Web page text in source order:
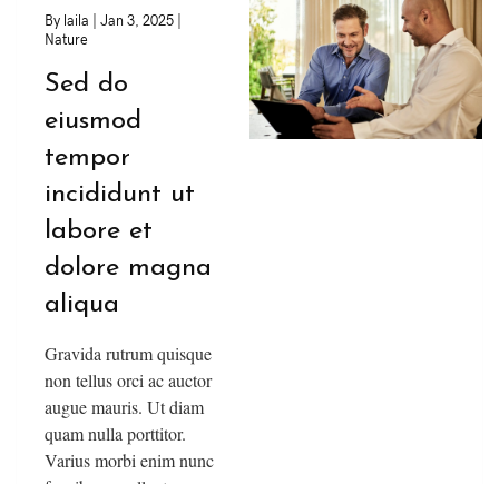
By laila Jan 3, 2025
Nature
Sed do
eiusmod
tempor
incididunt ut
labore et
dolore magna
aliqua
Gravida rutrum quisque
non tellus orci ac auctor
augue mauris. Ut diam
quam nulla porttitor.
Varius morbi enim nunc